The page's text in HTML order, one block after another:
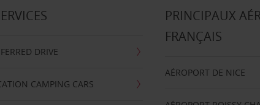
DRIVE
CAMPING CARS
PRINCIPAUX
FRANÇAIS
AÉROPORT DE NICE